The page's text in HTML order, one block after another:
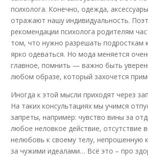
психолога. Конечно, одежда,
отражают нашу индивидуальность.
рекомендации психолога родителям
том, что нужно разрешать подросткам
ярко одеваться. Но мода меняется
главное, помнить — важно быть
любом образе, который захочется
Иногда к этой мысли приходят через
На таких консультациях мы учимся
запреты, например: чувство вины за
любое неловкое действие, отсутствие
нелюбовь к своему телу, непрошенную
за чужими идеалами… Всё это – про